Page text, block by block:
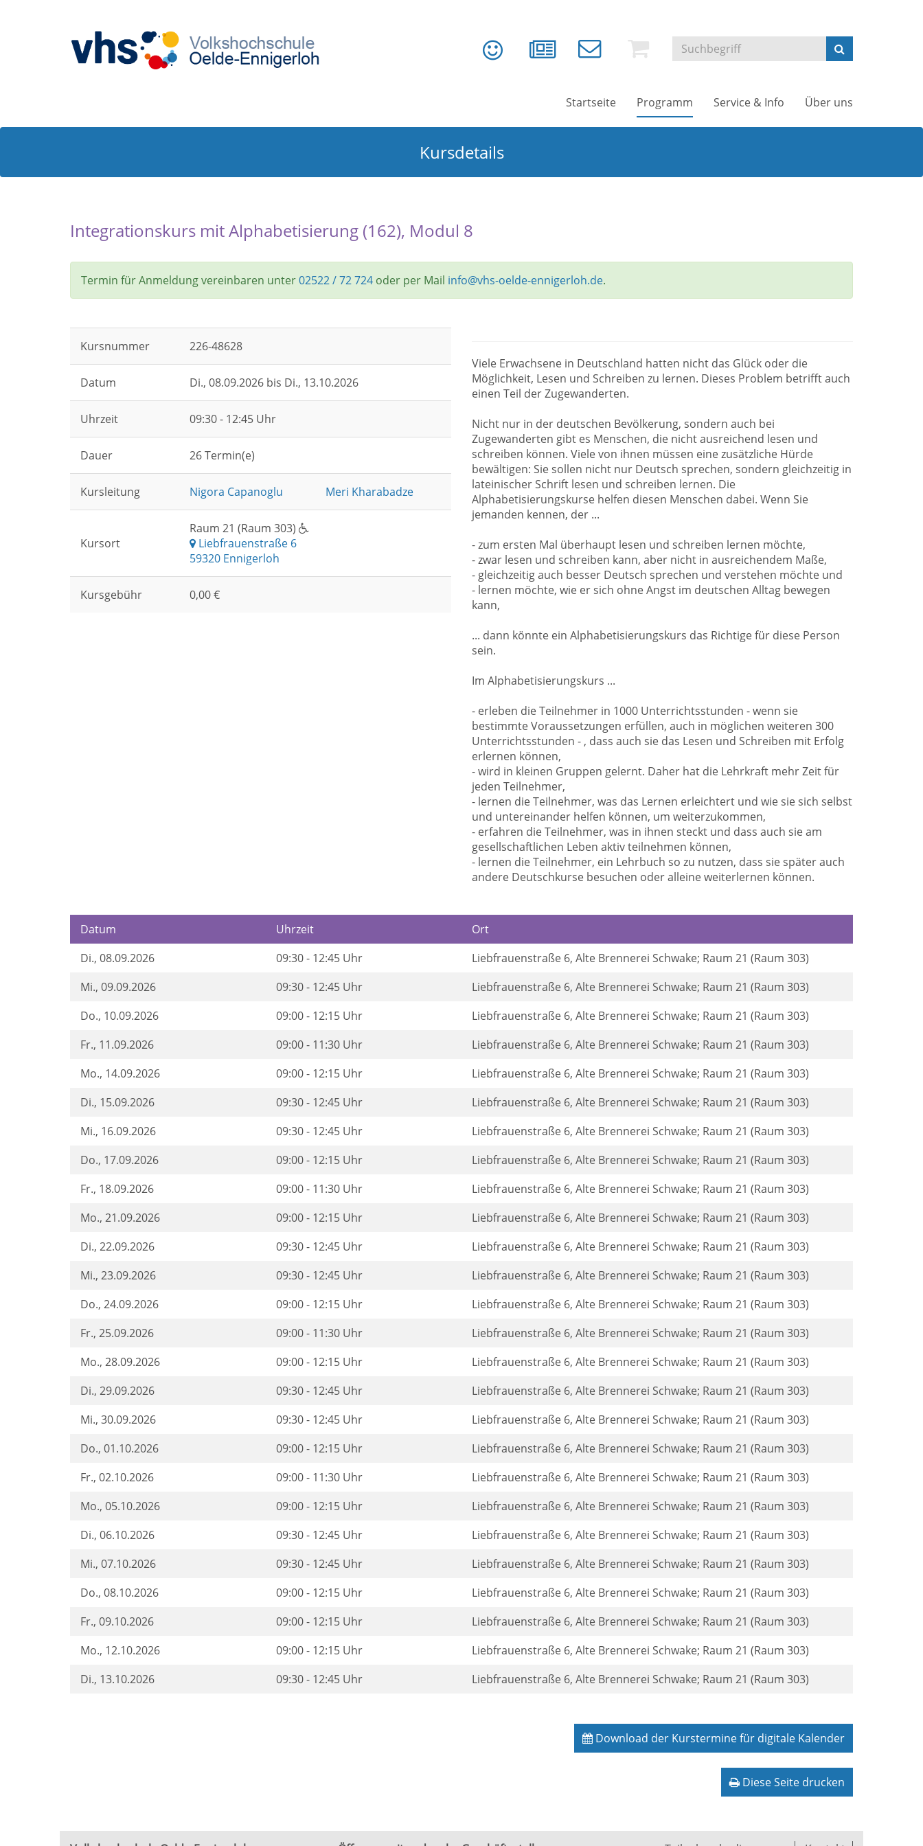
Startseite Programm Service & Info Über uns
Kursdetails
Integrationskurs mit Alphabetisierung (162), Modul 8
Termin für Anmeldung vereinbaren unter02522 / 72 724 oder per Mail info@vhs-oelde-ennigerloh.de.
Kursnummer 226-48628
Datum Di., 08.09.2026 bis Di., 13.10.2026
Uhrzeit 09:30 - 12:45 Uhr
Dauer 26 Termin(e)
Kursleitung Nigora Capanoglu Meri Kharabadze
Kursort
Raum 21 (Raum 303)
Liebfrauenstraße 6
59320 Ennigerloh
Kursgebühr 0,00 €
Viele Erwachsene in Deutschland hatten nicht das Glück oder die
Möglichkeit, Lesen und Schreiben zu lernen. Dieses Problem betrifft auch
einen Teil der Zugewanderten.
Nicht nur in der deutschen Bevölkerung, sondern auch bei
Zugewanderten gibt es Menschen, die nicht ausreichend lesen und
schreiben können. Viele von ihnen müssen eine zusätzliche Hürde
bewältigen: Sie sollen nicht nur Deutsch sprechen, sondern gleichzeitig in
lateinischer Schrift lesen und schreiben lernen. Die
Alphabetisierungskurse helfen diesen Menschen dabei. Wenn Sie
jemanden kennen, der ...
- zum ersten Mal überhaupt lesen und schreiben lernen möchte,
- zwar lesen und schreiben kann, aber nicht in ausreichendem Maße,
- gleichzeitig auch besser Deutsch sprechen und verstehen möchte und
- lernen möchte, wie er sich ohne Angst im deutschen Alltag bewegen
kann,
... dann könnte ein Alphabetisierungskurs das Richtige für diese Person
sein.
Im Alphabetisierungskurs ...
- erleben die Teilnehmer in 1000 Unterrichtsstunden - wenn sie
bestimmte Voraussetzungen erfüllen, auch in möglichen weiteren 300
Unterrichtsstunden - , dass auch sie das Lesen und Schreiben mit Erfolg
erlernen können,
- wird in kleinen Gruppen gelernt. Daher hat die Lehrkraft mehr Zeit für
jeden Teilnehmer,
- lernen die Teilnehmer, was das Lernen erleichtert und wie sie sich selbst
und untereinander helfen können, um weiterzukommen,
- erfahren die Teilnehmer, was in ihnen steckt und dass auch sie am
gesellschaftlichen Leben aktiv teilnehmen können,
- lernen die Teilnehmer, ein Lehrbuch so zu nutzen, dass sie später auch
andere Deutschkurse besuchen oder alleine weiterlernen können.
Datum Uhrzeit
Ort
Di., 08.09.2026 09:30 - 12:45 Uhr
Liebfrauenstraße 6, Alte Brennerei Schwake; Raum 21 (Raum 303)
Mi., 09.09.2026 09:30 - 12:45 Uhr
Liebfrauenstraße 6, Alte Brennerei Schwake; Raum 21 (Raum 303)
Do., 10.09.2026 09:00 - 12:15 Uhr
Liebfrauenstraße 6, Alte Brennerei Schwake; Raum 21 (Raum 303)
Fr., 11.09.2026 09:00 - 11:30 Uhr
Liebfrauenstraße 6, Alte Brennerei Schwake; Raum 21 (Raum 303)
Mo., 14.09.2026 09:00 - 12:15 Uhr
Liebfrauenstraße 6, Alte Brennerei Schwake; Raum 21 (Raum 303)
Di., 15.09.2026 09:30 - 12:45 Uhr
Liebfrauenstraße 6, Alte Brennerei Schwake; Raum 21 (Raum 303)
Mi., 16.09.2026 09:30 - 12:45 Uhr
Liebfrauenstraße 6, Alte Brennerei Schwake; Raum 21 (Raum 303)
Do., 17.09.2026 09:00 - 12:15 Uhr
Liebfrauenstraße 6, Alte Brennerei Schwake; Raum 21 (Raum 303)
Fr., 18.09.2026 09:00 - 11:30 Uhr
Liebfrauenstraße 6, Alte Brennerei Schwake; Raum 21 (Raum 303)
Mo., 21.09.2026 09:00 - 12:15 Uhr
Liebfrauenstraße 6, Alte Brennerei Schwake; Raum 21 (Raum 303)
Di., 22.09.2026 09:30 - 12:45 Uhr
Liebfrauenstraße 6, Alte Brennerei Schwake; Raum 21 (Raum 303)
Mi., 23.09.2026 09:30 - 12:45 Uhr
Liebfrauenstraße 6, Alte Brennerei Schwake; Raum 21 (Raum 303)
Do., 24.09.2026 09:00 - 12:15 Uhr
Liebfrauenstraße 6, Alte Brennerei Schwake; Raum 21 (Raum 303)
Fr., 25.09.2026 09:00 - 11:30 Uhr
Liebfrauenstraße 6, Alte Brennerei Schwake; Raum 21 (Raum 303)
Mo., 28.09.2026 09:00 - 12:15 Uhr
Liebfrauenstraße 6, Alte Brennerei Schwake; Raum 21 (Raum 303)
Di., 29.09.2026 09:30 - 12:45 Uhr
Liebfrauenstraße 6, Alte Brennerei Schwake; Raum 21 (Raum 303)
Mi., 30.09.2026 09:30 - 12:45 Uhr
Liebfrauenstraße 6, Alte Brennerei Schwake; Raum 21 (Raum 303)
Do., 01.10.2026 09:00 - 12:15 Uhr
Liebfrauenstraße 6, Alte Brennerei Schwake; Raum 21 (Raum 303)
Fr., 02.10.2026 09:00 - 11:30 Uhr
Liebfrauenstraße 6, Alte Brennerei Schwake; Raum 21 (Raum 303)
Mo., 05.10.2026 09:00 - 12:15 Uhr
Liebfrauenstraße 6, Alte Brennerei Schwake; Raum 21 (Raum 303)
Di., 06.10.2026 09:30 - 12:45 Uhr
Liebfrauenstraße 6, Alte Brennerei Schwake; Raum 21 (Raum 303)
Mi., 07.10.2026 09:30 - 12:45 Uhr
Liebfrauenstraße 6, Alte Brennerei Schwake; Raum 21 (Raum 303)
Do., 08.10.2026 09:00 - 12:15 Uhr
Liebfrauenstraße 6, Alte Brennerei Schwake; Raum 21 (Raum 303)
Fr., 09.10.2026 09:00 - 12:15 Uhr
Liebfrauenstraße 6, Alte Brennerei Schwake; Raum 21 (Raum 303)
Mo., 12.10.2026 09:00 - 12:15 Uhr
Liebfrauenstraße 6, Alte Brennerei Schwake; Raum 21 (Raum 303)
Di., 13.10.2026 09:30 - 12:45 Uhr Liebfrauenstraße 6, Alte Brennerei Schwake; Raum 21 (Raum 303)
Download der Kurstermine für digitale Kalender
Diese Seite drucken